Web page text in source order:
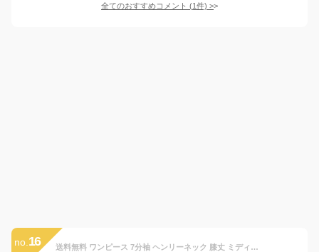
全てのおすすめコメント (1件) >
no. 16 送料無料 ワンピース 7分袖 ヘンリーネック 膝丈 ミディアム丈 ミディ丈 ドット柄 子供用 キッズ フレアスカート ウィンドカフス 水玉模様 おしゃれ 可愛い かわいい ガーリー 女の子 女児 子供服 子ども服 こども服